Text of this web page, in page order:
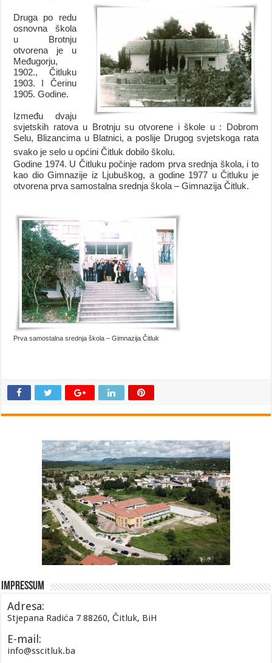
Druga po redu
osnovna škola
u Brotnju
otvorena je u
Međugorju,
1902., Čitluku
1903. I Čerinu
1905. Godine.
Između dvaju
svjetskih ratova u Brotnju su otvorene i škole u : Dobrom
Selu, Blizancima u Blatnici, a poslije Drugog svjetskoga rata
svako je selo u općini Čitluk dobilo školu.
Godine 1974. U Čitluku počinje radom prva srednja škola, i to
kao dio Gimnazije iz Ljubuškog, a godine 1977 u Čitluku je
otvorena prva samostalna srednja škola – Gimnazija Čitluk.
Prva samostalna srednja škola – Gimnazija Čitluk
Impressum
Adresa:
Stjepana Radića 7 88260, Čitluk, BiH
E-mail:
info@sscitluk.ba